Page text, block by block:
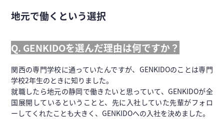
地元で働くという選択
Q. GENKIDOを選んだ理由は何ですか？
関西の専門学校に通っていたんですが、GENKIDOのことは専門
学校2年生のときに知りました。
就職したら地元の静岡で働きたいと思っていて、GENKIDOが全
国展開しているということと、先に入社していた先輩がフォロ
ーしてくれたことも大きく、GENKIDOへの入社を決めました。